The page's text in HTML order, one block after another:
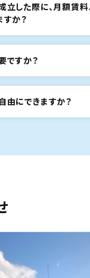
立した際に、月額賃
か？
ですか？
由にできますか？